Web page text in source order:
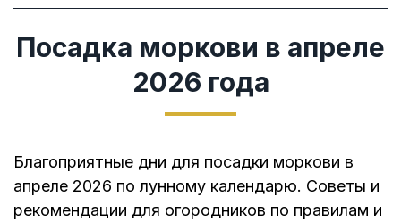
Посадка моркови в апреле
2026 года
Благоприятные дни для посадки моркови в
апреле 2026 по лунному календарю. Советы и
рекомендации для огородников по правилам и